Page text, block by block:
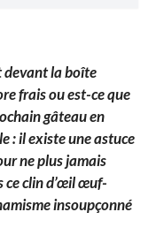
devant la boîte
frais ou est-ce que
gâteau en
: il existe une astuce
ne plus jamais
ce clin d’œil œuf-
insoupçonné